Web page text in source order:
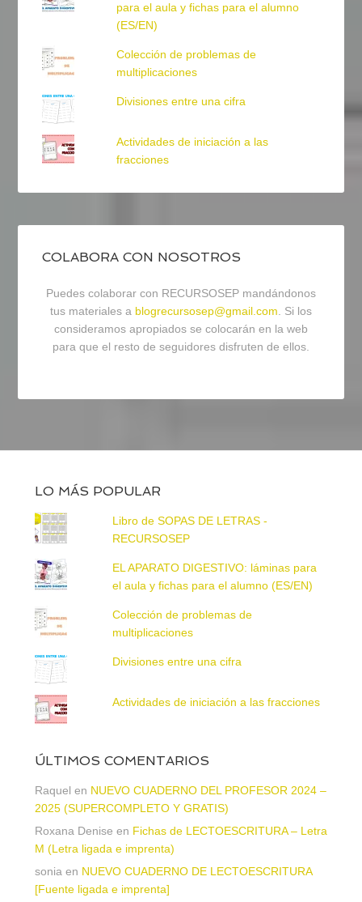
para el aula y fichas para el alumno
(ES/EN)
Colección de problemas de
multiplicaciones
Divisiones entre una cifra
Actividades de iniciación a las
fracciones
COLABORA CON NOSOTROS
Puedes colaborar con RECURSOSEP mandándonos
tus materiales a blogrecursosep@gmail.com. Si los
consideramos apropiados se colocarán en la web
para que el resto de seguidores disfruten de ellos.
LO MÁS POPULAR
Libro de SOPAS DE LETRAS -
RECURSOSEP
EL APARATO DIGESTIVO: láminas para
el aula y fichas para el alumno (ES/EN)
Colección de problemas de
multiplicaciones
Divisiones entre una cifra
Actividades de iniciación a las fracciones
ÚLTIMOS COMENTARIOS
Raquel en NUEVO CUADERNO DEL PROFESOR 2024 –
2025 (SUPERCOMPLETO Y GRATIS)
Roxana Denise en Fichas de LECTOESCRITURA – Letra
M (Letra ligada e imprenta)
sonia en NUEVO CUADERNO DE LECTOESCRITURA
[Fuente ligada e imprenta]